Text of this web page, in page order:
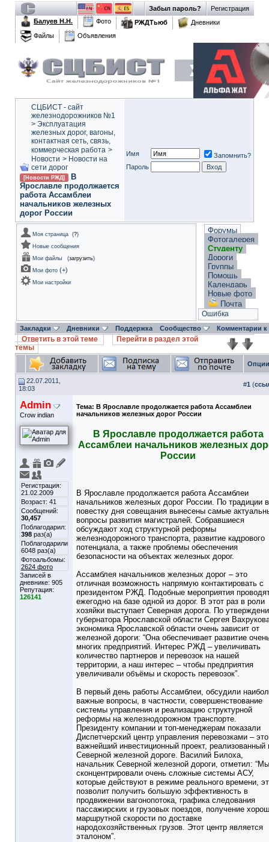
Регистрация
Забыл пароль?
Балуев Н.Н.
Фото РЖДТьюб
Дневники
Файлы
Объявления
СЦБИСТ - сайт
железнодорожников №1
> Эксплуатация
железных дорог, вагоны,
контактная сеть, связь,
коммерческая работа >
Новости > Новости на
сети дорог
[Новости РЖД]
В
Ярославле продолжается
работа Ассамблеи
начальников железных
дорог России
Имя
Запомнить?
Пароль
Моя страница (?)
Новые сообщения
Мои файлы
(загрузить)
Мои фото (+)
Мои настройки
Форумы
Фотогалерея
Студенту
Дороги
Группы
Помощь
Календарь
Новые фото
Почта
Ошибка
Закладки Дневники Поддержка Сообщество Комментарии
Ответить в этой теме
Перейти в раздел этой
темы
22.07.2011,
18:03
#1 (
Admin
Crow indian
Регистрация:
21.02.2009
Возраст: 41
Сообщений:
30,457
Поблагодарил:
398 раз(а)
Поблагодарили
6048 раз(а)
Фотоальбомы:
2624 фото
Записей в
дневнике: 905
Репутация:
126141
Тема: В Ярославле продолжается работа Ассамблеи
начальников железных дорог России
В Ярославле продолжается работа
Ассамблеи начальников железных
России
В Ярославле продолжается работа Ассамблеи
начальников железных дорог России. По традиции в
повестку дня совещания вынесены самые
вопросы развития магистралей. Собравшиеся
обсуждают ход структурной реформы
железнодорожного транспорта, развитие кадрового
потенциала, а также проблемы обеспечения
безопасности на объектах железных дорог.
Ассамблея начальников железных дорог – это
отличная возможность напрямую контактировать с
президентом РЖД. Подобные мероприятия
ежегодно на базе одной из дорог. В этот раз в роли
хозяйки выступает Северная дорога. По
губернатора Ярославской области Сергея
экономика Ярославской области очень зависит от
железной дороги: “Она обеспечивает развитие
многих предприятий. Интерес РЖД – увеличивать
количество партнеров и перевозок на нашей
территории, а наш интерес – чтобы предприятия
увеличивали объёмы и скорость перевозок”.
В первый день работы Ассамблеи, обсудили
важные вопросы, в частности, совершенствование
системы управления и реализацию структурной
реформы на железнодорожном транспорте.
Президенту компании и топ-менеджерам показали
Диспетчерский центр управления перевозками – это
важнейший инвестиционный проект, реализованный
Северной железной дороге. Василий Билоха,
начальник Северной железной дороги, отметил: “Мы
сконцентрировали очень сложные системы АСУ,
которые действуют в режиме реального времени,
позволит получить большую эффективность в
продвижении вагонопотока, графика следования
пассажирских и грузовых поездов, получение
маршрутной скорости по доставке
народохозяйственных грузов. Этот центр является
эталоном”.